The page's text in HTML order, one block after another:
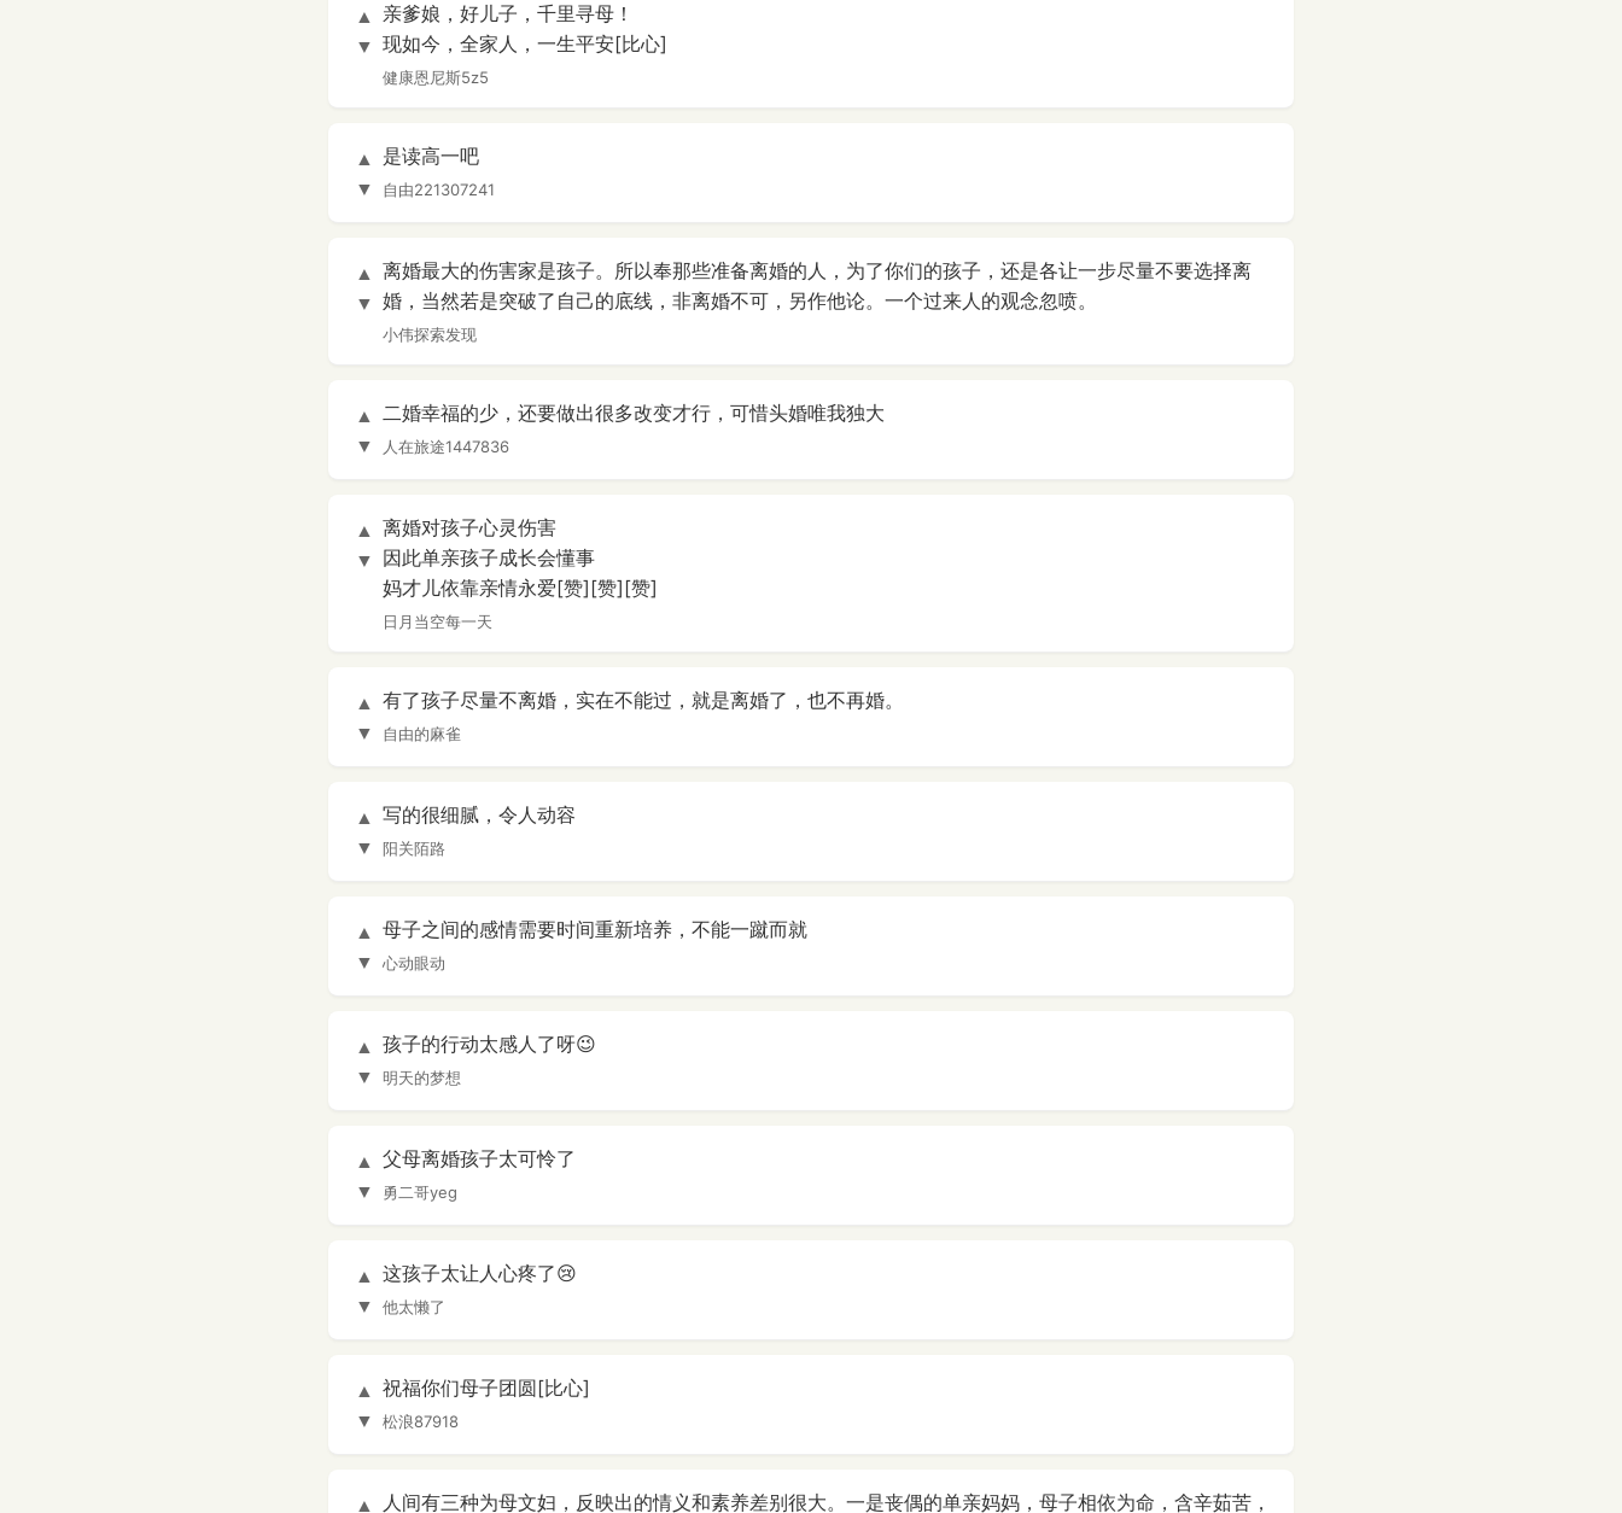
▲
▼
亲爹娘，好儿子，千里寻母！
现如今，全家人，一生平安[比心]
健康恩尼斯5z5
▲
▼
是读高一吧
自由221307241
▲
▼
离婚最大的伤害家是孩子。所以奉那些准备离婚的人，为了你们的孩子，还是各让一步尽量不要选择离
婚，当然若是突破了自己的底线，非离婚不可，另作他论。一个过来人的观念忽喷。
小伟探索发现
▲
▼
二婚幸福的少，还要做出很多改变才行，可惜头婚唯我独大
人在旅途1447836
▲
▼
离婚对孩子心灵伤害
因此单亲孩子成长会懂事
妈才儿依靠亲情永爱[赞][赞][赞]
日月当空每一天
▲
▼
有了孩子尽量不离婚，实在不能过，就是离婚了，也不再婚。
自由的麻雀
▲
▼
写的很细腻，令人动容
阳关陌路
▲
▼
母子之间的感情需要时间重新培养，不能一蹴而就
心动眼动
▲
▼
孩子的行动太感人了呀😉
明天的梦想
▲
▼
父母离婚孩子太可怜了
勇二哥yeg
▲
▼
这孩子太让人心疼了😢
他太懒了
▲
▼
祝福你们母子团圆[比心]
松浪87918
▲ 人间有三种为母文妇，反映出的情义和素养差别很大。一是丧偶的单亲妈妈，母子相依为命，含辛茹苦，